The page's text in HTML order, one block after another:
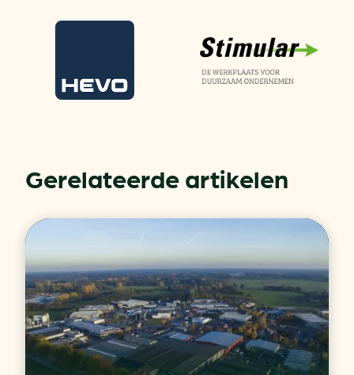
Gerelateerde artikelen